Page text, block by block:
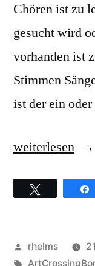
Chören ist zu
gesucht wird
vorhanden ist
Stimmen
ist der ein
„Hallo
bin
da
weiterlesen
Veröffentlicht
von
rhelms
Schlagwörter: